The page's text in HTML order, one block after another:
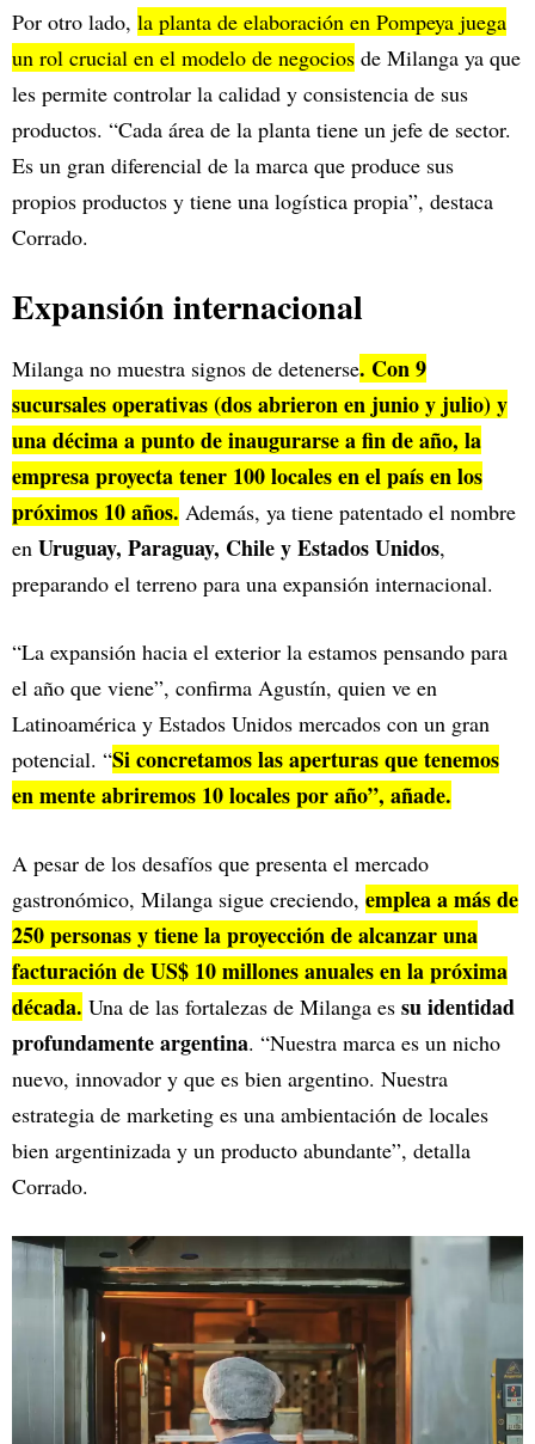
Por otro lado, la planta de elaboración en Pompeya juega
un rol crucial en el modelo de negocios de Milanga ya que
les permite controlar la calidad y consistencia de sus
productos. “Cada área de la planta tiene un jefe de sector.
Es un gran diferencial de la marca que produce sus
propios productos y tiene una logística propia”, destaca
Corrado.
Expansión internacional
Milanga no muestra signos de detenerse. Con 9
sucursales operativas (dos abrieron en junio y julio) y
una décima a punto de inaugurarse a fin de año, la
empresa proyecta tener 100 locales en el país en los
próximos 10 años. Además, ya tiene patentado el nombre
en Uruguay, Paraguay, Chile y Estados Unidos,
preparando el terreno para una expansión internacional.
“La expansión hacia el exterior la estamos pensando para
el año que viene”, confirma Agustín, quien ve en
Latinoamérica y Estados Unidos mercados con un gran
potencial. “Si concretamos las aperturas que tenemos
en mente abriremos 10 locales por año”, añade.
A pesar de los desafíos que presenta el mercado
gastronómico, Milanga sigue creciendo, emplea a más de
250 personas y tiene la proyección de alcanzar una
facturación de US$ 10 millones anuales en la próxima
década. Una de las fortalezas de Milanga es su identidad
profundamente argentina. “Nuestra marca es un nicho
nuevo, innovador y que es bien argentino. Nuestra
estrategia de marketing es una ambientación de locales
bien argentinizada y un producto abundante”, detalla
Corrado.